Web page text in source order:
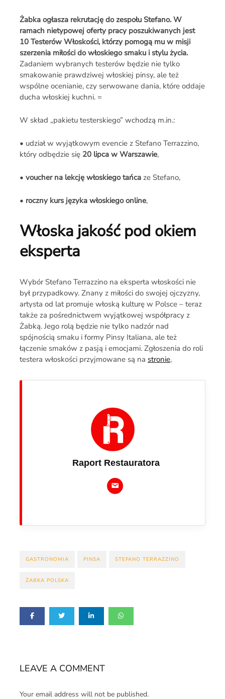
Żabka ogłasza rekrutację do zespołu Stefano. W
ramach nietypowej oferty pracy poszukiwanych jest
10 Testerów Włoskości, którzy pomogą mu w misji
szerzenia miłości do włoskiego smaku i stylu życia.
Zadaniem wybranych testerów będzie nie tylko
smakowanie prawdziwej włoskiej pinsy, ale też
wspólne ocenianie, czy serwowane dania, które oddaje
ducha włoskiej kuchni. =
W skład „pakietu testerskiego” wchodzą m.in.:
• udział w wyjątkowym evencie z Stefano Terrazzino,
który odbędzie się 20 lipca w Warszawie,
• voucher na lekcję włoskiego tańcaze Stefano,
• roczny kurs języka włoskiego online,
Włoska jakość pod okiem
eksperta
Wybór Stefano Terrazzino na eksperta włoskości nie
był przypadkowy. Znany z miłości do swojej ojczyzny,
artysta od lat promuje włoską kulturę w Polsce – teraz
także za pośrednictwem wyjątkowej współpracy z
Żabką. Jego rolą będzie nie tylko nadzór nad
spójnością smaku i formy Pinsy Italiana, ale też
łączenie smaków z pasją i emocjami. Zgłoszenia do roli
testera włoskości przyjmowane są na stronie,
Raport Restauratora
GASTRONOMIA PINSA STEFANO TERRAZZINO
ŻABKA POLSKA
LEAVE A COMMENT
Your email address will not be published.